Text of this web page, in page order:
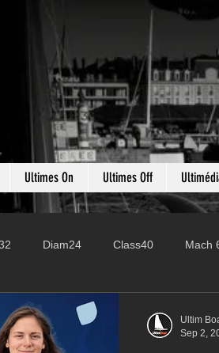
Ultimes On Ultimes Off
Diam24 Class40 Mach
40 PAC52
Ultim
Sep 2,